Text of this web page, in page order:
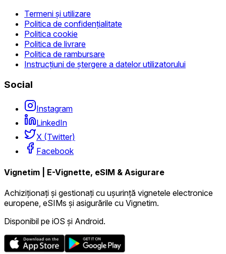
Termeni și utilizare
Politica de confidențialitate
Politica cookie
Politica de livrare
Politica de rambursare
Instrucțiuni de ștergere a datelor utilizatorului
Social
Instagram
LinkedIn
X (Twitter)
Facebook
Vignetim | E-Vignette, eSIM & Asigurare
Achiziționați și gestionați cu ușurință vignetele electronice
europene, eSIMs și asigurările cu Vignetim.
Disponibil pe iOS și Android.